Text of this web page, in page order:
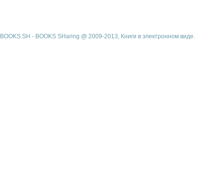
BOOKS.SH - BOOKS SHaring @ 2009-2013, Книги в электронном виде.